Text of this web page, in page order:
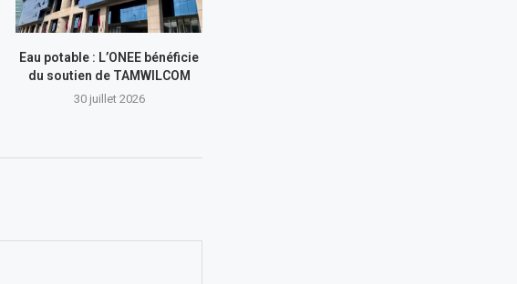
Eau potable : L’ONEE bénéficie
du soutien de TAMWILCOM
30 juillet 2026